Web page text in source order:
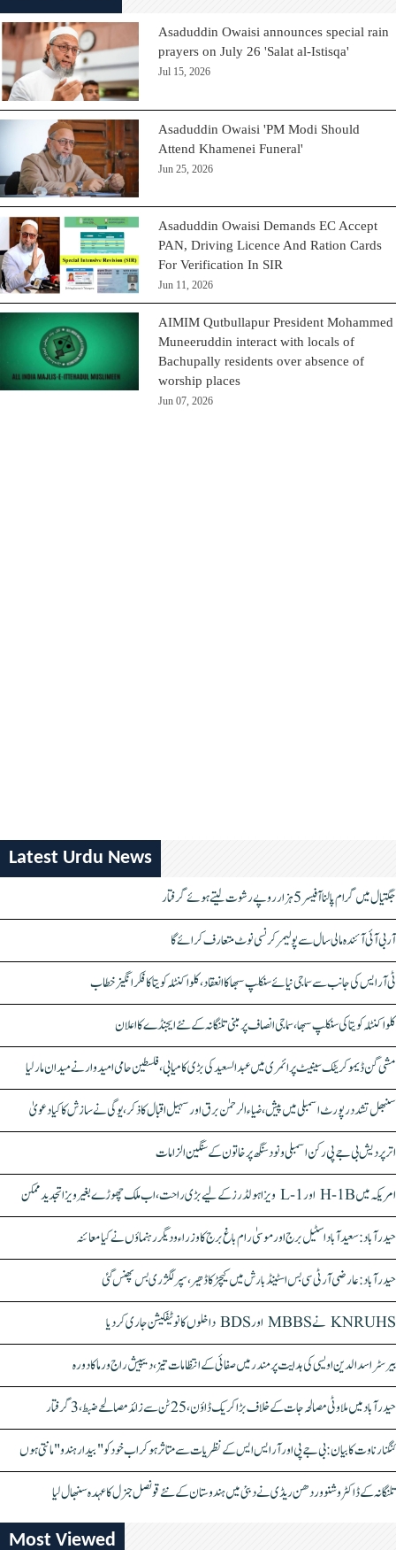
Asaduddin Owaisi announces special rain
prayers on July 26 'Salat al-Istisqa'
Jul 15, 2026
Asaduddin Owaisi 'PM Modi Should
Attend Khamenei Funeral'
Jun 25, 2026
Asaduddin Owaisi Demands EC Accept
PAN, Driving Licence And Ration Cards
For Verification In SIR
Jun 11, 2026
AIMIM Qutbullapur President Mohammed
Muneeruddin interact with locals of
Bachupally residents over absence of
worship places
Jun 07, 2026
Latest Urdu News
جگتیال میں گرام پالنا آفیسر 5 ہزار روپے رشوت لیتے ہوئے گرفتار
آر بی آئی آئندہ مالی سال سے پولیمر کرنسی نوٹ متعارف کرائے گا
ٹی آر ایس کی جانب سے سماجی نیائے سنکلپ سبھا کا انعقاد، کلواکنٹلہ کویتا کا فکر انگیز خطاب
کلواکنٹلہ کویتا کی سنکلپ سبھا، سماجی انصاف پر مبنی تلنگانہ کے نئے ایجنڈے کا اعلان
مشی گن ڈیموکریٹک سینیٹ پرائمری میں عبدالسعید کی بڑی کامیابی، فلسطین حامی امیدوار نے میدان مار لیا
سنبھل تشدد رپورٹ اسمبلی میں پیش، ضیاء الرحمٰن برق اور سہیل اقبال کا ذکر، یوگی نے سازش کا کیا دعویٰ
اتر پردیش بی جے پی رکن اسمبلی ونود سنگھ پر خاتون کے سنگین الزامات
امریکہ میں H-1B اور L-1 ویزا ہولڈرز کے لیے بڑی راحت، اب ملک چھوڑے بغیر ویزا تجدید ممکن
حیدرآباد: سعیدآباد اسٹیل برج اور موسیٰ رام باغ برج کا وزراء و دیگر رہنماؤں نے کیا معائنہ
حیدرآباد: عارضی آر ٹی سی بس اسٹینڈ بارش میں کیچڑ کا ڈھیر، سپر لگژری بس پھنس گئی
KNRUHS نے MBBS اور BDS داخلوں کا نوٹیفکیشن جاری کر دیا
بیرسٹر اسدالدین اویسی کی ہدایت پر مندر میں صفائی کے انتظامات تیز، دیپیش راج ورما کا دورہ
حیدرآباد میں ملاوٹی مصالحہ جات کے خلاف بڑا کریک ڈاؤن، 25 ٹن سے زائد مصالحے ضبط، 3 گرفتار
کنگنا رناوت کا بیان: بی جے پی اور آر ایس ایس کے نظریات سے متاثر ہو کر اب خود کو "بیدار ہندو" مانتی ہوں
تلنگانہ کے ڈاکٹر وشنو وردھن ریڈی نے دبئی میں ہندوستان کے نئے قونصل جنرل کا عہدہ سنبھال لیا
Most Viewed